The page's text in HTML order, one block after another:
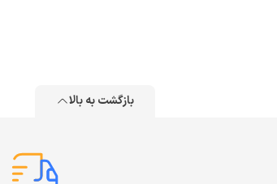
بازگشت به بالا